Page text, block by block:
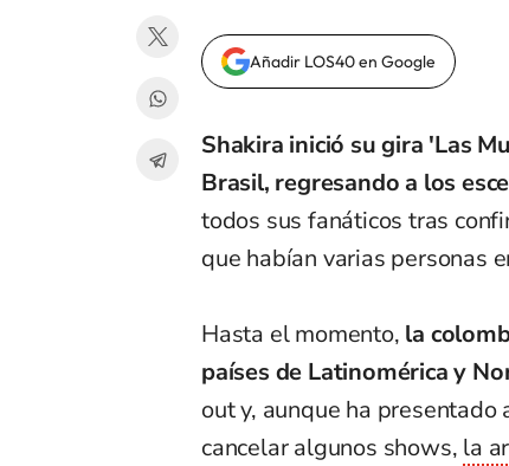
Añadir LOS40 en Google
Shakira inició su gira 'Las
Brasil, regresando a los
todos sus fanáticos tras
que habían varias personas
Hasta el momento, la
países de Latinomérica y
out y, aunque ha
cancelar algunos shows, la